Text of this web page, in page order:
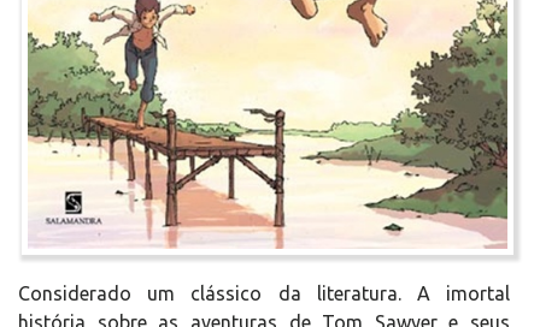
Considerado um clássico da literatura. A imortal
história sobre as aventuras de Tom Sawyer e seus